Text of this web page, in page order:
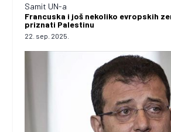
Samit UN-a
Francuska i još nekoliko evropskih
priznati Palestinu
22. sep. 2025.